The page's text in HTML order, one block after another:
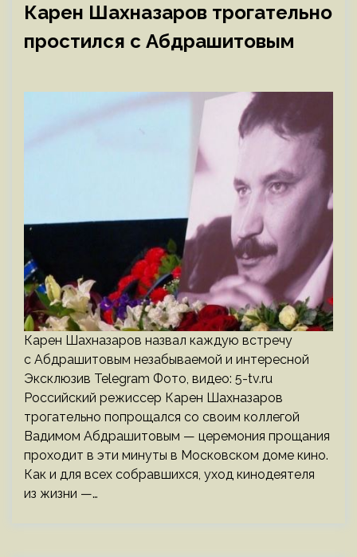
Карен Шахназаров трогательно
простился с Абдрашитовым
Карен Шахназаров назвал каждую встречу
с Абдрашитовым незабываемой и интересной
Эксклюзив Telegram Фото, видео: 5-tv.ru
Российский режиссер Карен Шахназаров
трогательно попрощался со своим коллегой
Вадимом Абдрашитовым — церемония прощания
проходит в эти минуты в Московском доме кино.
Как и для всех собравшихся, уход кинодеятеля
из жизни —…